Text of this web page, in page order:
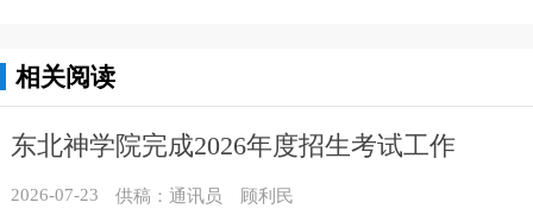
相关阅读
东北神学院完成2026年度招生考试工作
2026-07-23 供稿：通讯员 顾利民